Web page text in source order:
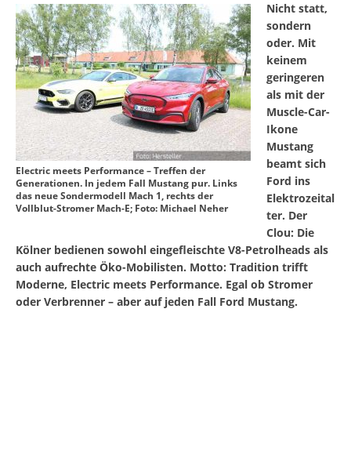
Electric meets Performance – Treffen der
Generationen. In jedem Fall Mustang pur. Links
das neue Sondermodell Mach 1, rechts der
Vollblut-Stromer Mach-E; Foto: Michael Neher
Nicht statt,
sondern
oder. Mit
keinem
geringeren
als mit der
Muscle-Car-
Ikone
Mustang
beamt sich
Ford ins
Elektrozeital
ter. Der
Clou: Die
Kölner bedienen sowohl eingefleischte V8-Petrolheads als
auch aufrechte Öko-Mobilisten. Motto: Tradition trifft
Moderne, Electric meets Performance. Egal ob Stromer
oder Verbrenner – aber auf jeden Fall Ford Mustang.